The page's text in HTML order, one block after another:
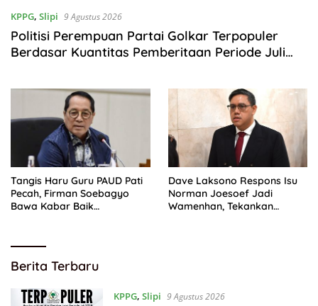
KPPG, Slipi 9 Agustus 2026
Politisi Perempuan Partai Golkar Terpopuler
Berdasar Kuantitas Pemberitaan Periode Juli
Tangis Haru Guru PAUD Pati
Pecah, Firman Soebagyo
Bawa Kabar Baik
Dave Laksono Respons Isu
Norman Joesoef Jadi
Wamenhan, Tekankan
Golkarpedia
Berita Terbaru
KPPG, Slipi 9 Agustus 2026